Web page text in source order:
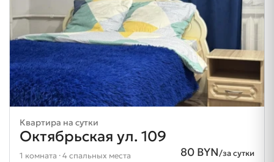
Квартира на сутки
Октябрьская ул. 109
80 BYN/за сутки
1 комната · 4 спальных места